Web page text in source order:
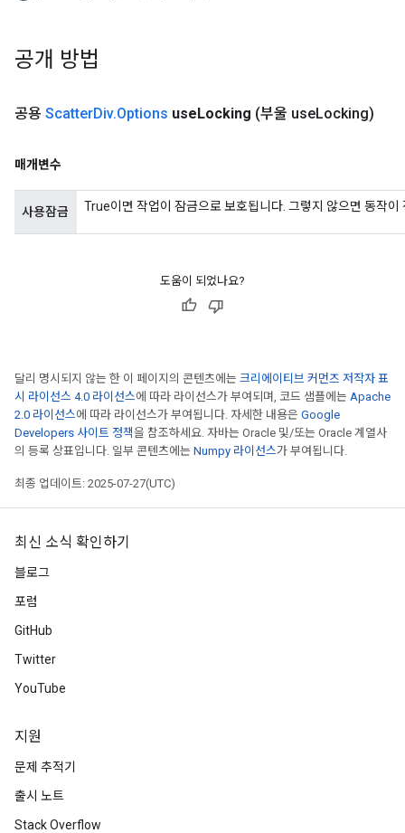
공개 방법
공용 ScatterDiv.Options useLocking (부울 useLocking)
매개변수
사용잠금 True이면 작업이 잠금으로 보호됩니다. 그렇지 않으면 동작
도움이 되었나요?
달리 명시되지 않는 한 이 페이지의 콘텐츠에는 크리에이티브 커먼즈 저작자 표
시 라이선스 4.0 라이선스에 따라 라이선스가 부여되며, 코드 샘플에는 Apache
2.0 라이선스에 따라 라이선스가 부여됩니다. 자세한 내용은 Google
Developers 사이트 정책을 참조하세요. 자바는 Oracle 및/또는 Oracle 계열사
의 등록 상표입니다. 일부 콘텐츠에는 Numpy 라이선스가 부여됩니다.
최종 업데이트: 2025-07-27(UTC)
최신 소식 확인하기
블로그
포럼
GitHub
Twitter
YouTube
지원
문제 추적기
출시 노트
Stack Overflow